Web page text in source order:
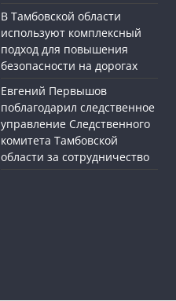
В Тамбовской области
используют комплексный
подход для повышения
безопасности на дорогах
Евгений Первышов
поблагодарил следственное
управление Следственного
комитета Тамбовской
области за сотрудничество